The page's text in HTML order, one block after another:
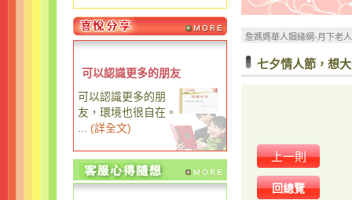
可以認識更多的朋友
可以認識更多的朋
友，環境也很自在。
(詳全文)
詹媽媽華人姻緣網-月下老
七夕情人節，想
上一則
回總覽